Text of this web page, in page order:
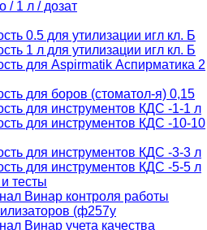
/ 1 л / дозат
0.5 для утилизации игл кл. Б
1 л для утилизации игл кл. Б
для Aspirmatik Аспирматика 2
для боров (стоматол-я) 0,15
для инструментов КДС -1-1 л
для инструментов КДС -10-10
для инструментов КДС -3-3 л
для инструментов КДС -5-5 л
тесты
Винар контроля работы
(ф257у
Винар учета качества